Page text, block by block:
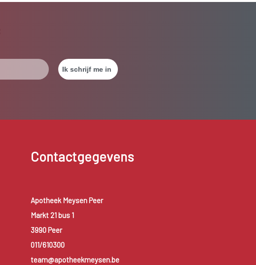
Contactgegevens
Apotheek Meysen Peer
Markt 21 bus 1
3990 Peer
011/610300
team@apotheekmeysen.be